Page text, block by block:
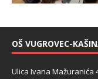
OŠ VUGROVEC-
Ulica Ivana Mažuranića